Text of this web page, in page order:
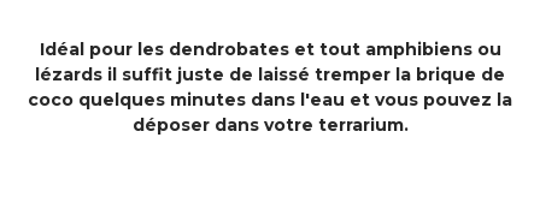
Idéal pour les dendrobates et tout amphibiens ou
lézards il suffit juste de laissé tremper la brique de
coco quelques minutes dans l'eau et vous pouvez la
déposer dans votre terrarium.